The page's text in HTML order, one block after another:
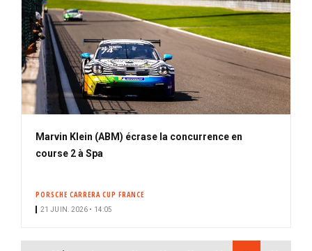
Marvin Klein (ABM) écrase la concurrence en
course 2 à Spa
PORSCHE CARRERA CUP FRANCE
21 JUIN. 2026 • 14:05